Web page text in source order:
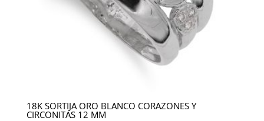
18K SORTIJA ORO BLANCO CORAZONES Y
CIRCONITAS 12 MM